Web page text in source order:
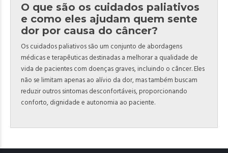
O que são os cuidados paliativos
e como eles ajudam quem sente
dor por causa do câncer?
Os cuidados paliativos são um conjunto de abordagens
médicas e terapêuticas destinadas a melhorar a qualidade de
vida de pacientes com doenças graves, incluindo o câncer. Eles
não se limitam apenas ao alívio da dor, mas também buscam
reduzir outros sintomas desconfortáveis, proporcionando
conforto, dignidade e autonomia ao paciente.